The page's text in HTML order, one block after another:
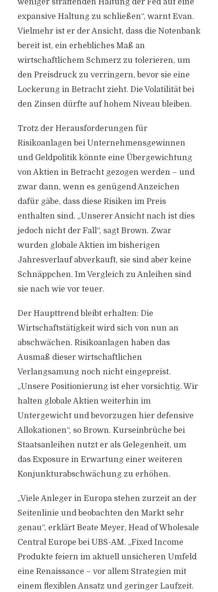
weniger straffenden Haltung der Fed auf eine
expansive Haltung zu schließen“, warnt Evan.
Vielmehr ist er der Ansicht, dass die Notenbank
bereit ist, ein erhebliches Maß an
wirtschaftlichem Schmerz zu tolerieren, um
den Preisdruck zu verringern, bevor sie eine
Lockerung in Betracht zieht. Die Volatilität bei
den Zinsen dürfte auf hohem Niveau bleiben.
Trotz der Herausforderungen für
Risikoanlagen bei Unternehmensgewinnen
und Geldpolitik könnte eine Übergewichtung
von Aktien in Betracht gezogen werden – und
zwar dann, wenn es genügend Anzeichen
dafür gäbe, dass diese Risiken im Preis
enthalten sind. „Unserer Ansicht nach ist dies
jedoch nicht der Fall“, sagt Brown. Zwar
wurden globale Aktien im bisherigen
Jahresverlauf abverkauft, sie sind aber keine
Schnäppchen. Im Vergleich zu Anleihen sind
sie nach wie vor teuer.
Der Haupttrend bleibt erhalten: Die
Wirtschaftstätigkeit wird sich von nun an
abschwächen. Risikoanlagen haben das
Ausmaß dieser wirtschaftlichen
Verlangsamung noch nicht eingepreist.
„Unsere Positionierung ist eher vorsichtig. Wir
halten globale Aktien weiterhin im
Untergewicht und bevorzugen hier defensive
Allokationen“, so Brown. Kurseinbrüche bei
Staatsanleihen nutzt er als Gelegenheit, um
das Exposure in Erwartung einer weiteren
Konjunkturabschwächung zu erhöhen.
„Viele Anleger in Europa stehen zurzeit an der
Seitenlinie und beobachten den Markt sehr
genau“, erklärt Beate Meyer, Head of Wholesale
Central Europe bei UBS-AM. „Fixed Income
Produkte feiern im aktuell unsicheren Umfeld
eine Renaissance – vor allem Strategien mit
einem flexiblen Ansatz und geringer Laufzeit.